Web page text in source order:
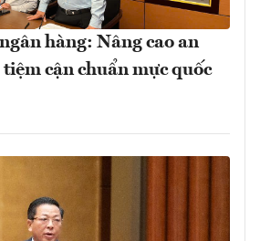
hàng: Nâng cao an
cận chuẩn mực quốc